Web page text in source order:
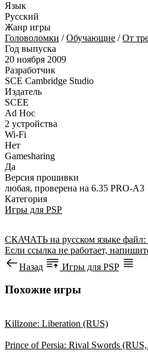
Язык
Русский
Жанр игры
Головоломки /Обучающие /От
Год выпуска
20 ноября 2009
Разработчик
SCE Cambridge Studio
Издатель
SCEE
Ad Hoc
2 устройства
Wi-Fi
Нет
Gamesharing
Да
Версия прошивки
любая, проверена на 6.35 PRO-A3
Категория
Игры для PSP
СКАЧАТЬ на русском языке файл:
Если ссылка не работает,
Назад
Игры для PSP
Похожие игры
Killzone: Liberation (RUS)
Prince of Persia: Rival Swords